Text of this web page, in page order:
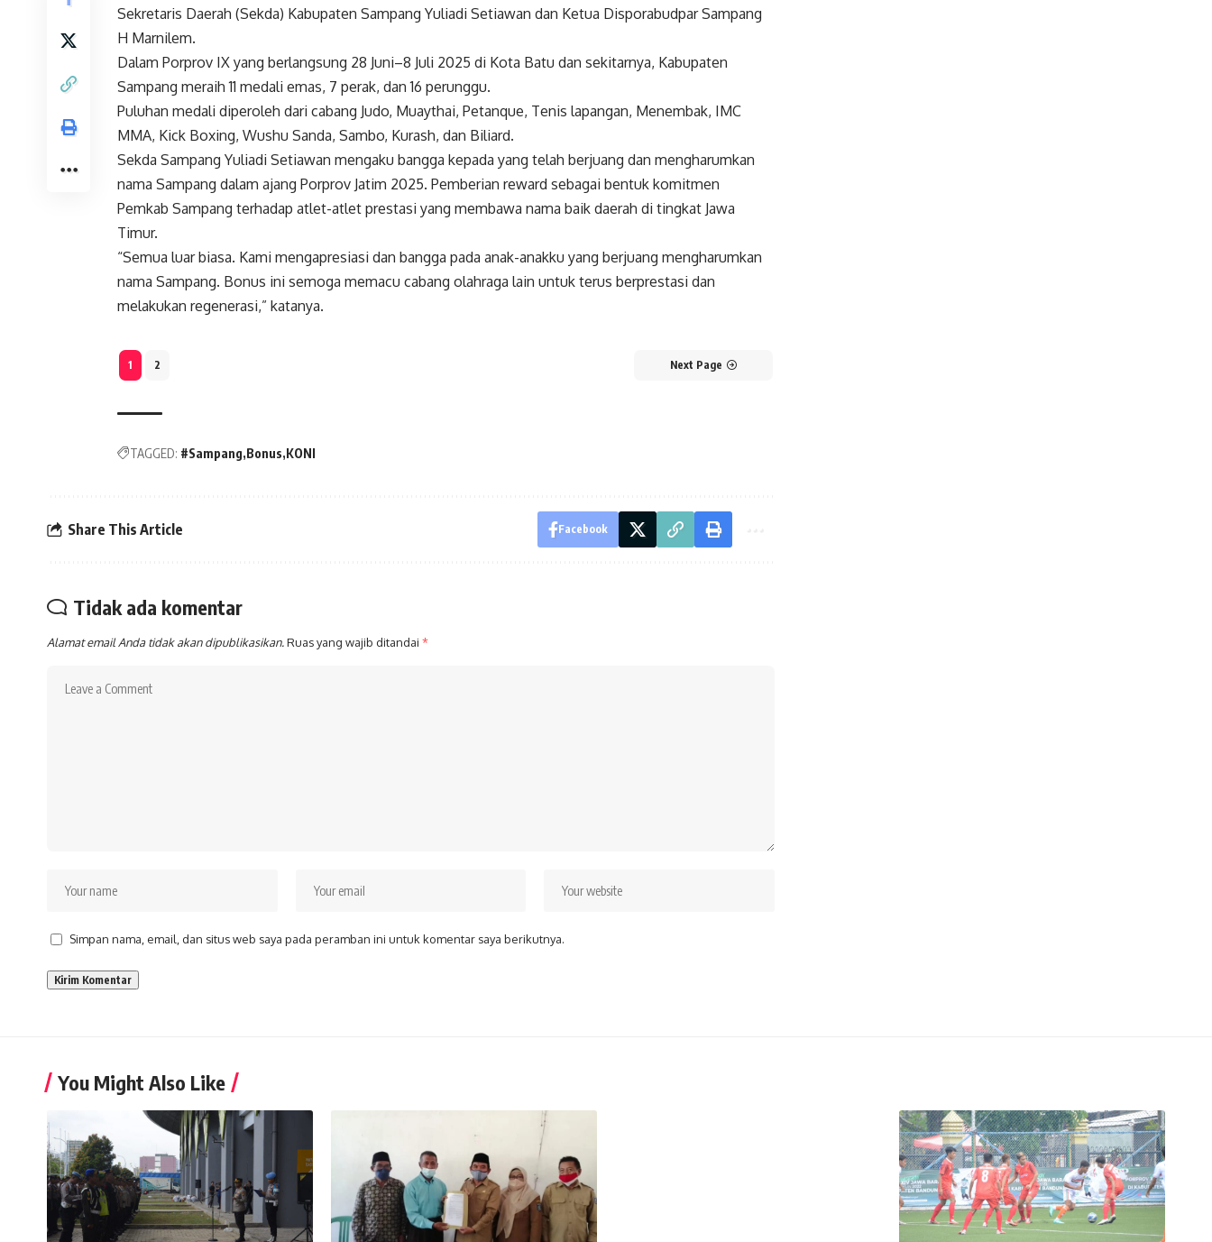
Sekretaris Daerah (Sekda) Kabupaten Sampang Yuliadi Setiawan dan Ketua Disporabudpar Sampang
H Marnilem.
Dalam Porprov IX yang berlangsung 28 Juni–8 Juli 2025 di Kota Batu dan sekitarnya, Kabupaten
Sampang meraih 11 medali emas, 7 perak, dan 16 perunggu.
Puluhan medali diperoleh dari cabang Judo, Muaythai, Petanque, Tenis lapangan, Menembak, IMC
MMA, Kick Boxing, Wushu Sanda, Sambo, Kurash, dan Biliard.
Sekda Sampang Yuliadi Setiawan mengaku bangga kepada yang telah berjuang dan mengharumkan
nama Sampang dalam ajang Porprov Jatim 2025. Pemberian reward sebagai bentuk komitmen
Pemkab Sampang terhadap atlet-atlet prestasi yang membawa nama baik daerah di tingkat Jawa
Timur.
“Semua luar biasa. Kami mengapresiasi dan bangga pada anak-anakku yang berjuang mengharumkan
nama Sampang. Bonus ini semoga memacu cabang olahraga lain untuk terus berprestasi dan
melakukan regenerasi,” katanya.
1 2 Next Page
TAGGED: #Sampang Bonus KONI
Share This Article Facebook
Tidak ada komentar
Alamat email Anda tidak akan dipublikasikan.Ruas yang wajib ditandai *
Simpan nama, email, dan situs web saya pada peramban ini untuk komentar saya berikutnya.
You Might Also Like